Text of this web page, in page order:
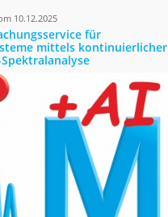
10.12.2025
für
mittels kontinuierlicher